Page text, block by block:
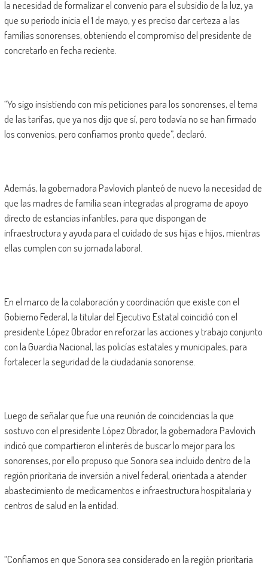
la necesidad de formalizar el convenio para el subsidio de la luz, ya
que su periodo inicia el 1 de mayo, y es preciso dar certeza a las
familias sonorenses, obteniendo el compromiso del presidente de
concretarlo en fecha reciente.
“Yo sigo insistiendo con mis peticiones para los sonorenses, el tema
de las tarifas, que ya nos dijo que sí, pero todavía no se han firmado
los convenios, pero confiamos pronto quede”, declaró.
Además, la gobernadora Pavlovich planteó de nuevo la necesidad de
que las madres de familia sean integradas al programa de apoyo
directo de estancias infantiles, para que dispongan de
infraestructura y ayuda para el cuidado de sus hijas e hijos, mientras
ellas cumplen con su jornada laboral.
En el marco de la colaboración y coordinación que existe con el
Gobierno Federal, la titular del Ejecutivo Estatal coincidió con el
presidente López Obrador en reforzar las acciones y trabajo conjunto
con la Guardia Nacional, las policías estatales y municipales, para
fortalecer la seguridad de la ciudadanía sonorense.
Luego de señalar que fue una reunión de coincidencias la que
sostuvo con el presidente López Obrador, la gobernadora Pavlovich
indicó que compartieron el interés de buscar lo mejor para los
sonorenses, por ello propuso que Sonora sea incluido dentro de la
región prioritaria de inversión a nivel federal, orientada a atender
abastecimiento de medicamentos e infraestructura hospitalaria y
centros de salud en la entidad.
“Confiamos en que Sonora sea considerado en la región prioritaria